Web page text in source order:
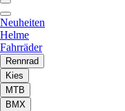
Neuheiten
Helme
Fahrräder
Rennrad
Kies
MTB
BMX